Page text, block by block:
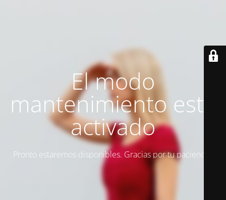
El modo
mantenimiento está
activado
Pronto estaremos disponibles. Gracias por tu paciencia.